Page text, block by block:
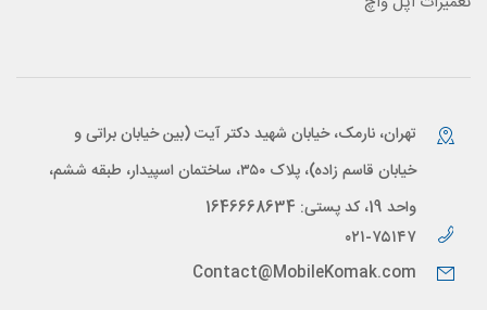
تهران، نارمک، خیابان شهید دکتر آیت (بین خیابان براتی و
خیابان قاسم زاده)، پلاک ۳۵۰، ساختمان اسپیدار، طبقه ششم،
واحد 19، کد پستی: 1646668634
۰۲۱-۷۵۱۴۷
Contact@MobileKomak.com